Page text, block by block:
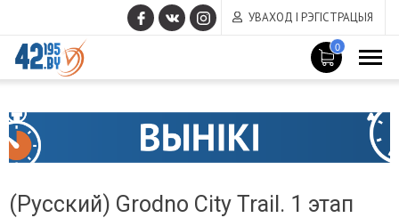
УВАХОД І РЭГІСТРАЦЫЯ
0
MAIN
CONTENT
17
(Русский) Grodno City Trail. 1 этап